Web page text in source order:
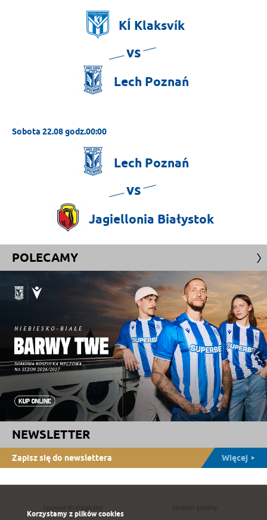
KÍ Klaksvík
vs
Lech Poznań
Sobota 22.08 godz.00:00
Lech Poznań
vs
Jagiellonia Białystok
POLECAMY
NEWSLETTER
Zapisz się do newslettera Więcej
Korzystamy z plików cookies